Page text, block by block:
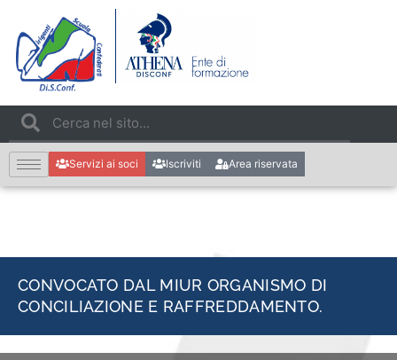
Servizi ai soci Iscriviti Area riservata
CONVOCATO DAL MIUR ORGANISMO DI
CONCILIAZIONE E RAFFREDDAMENTO.